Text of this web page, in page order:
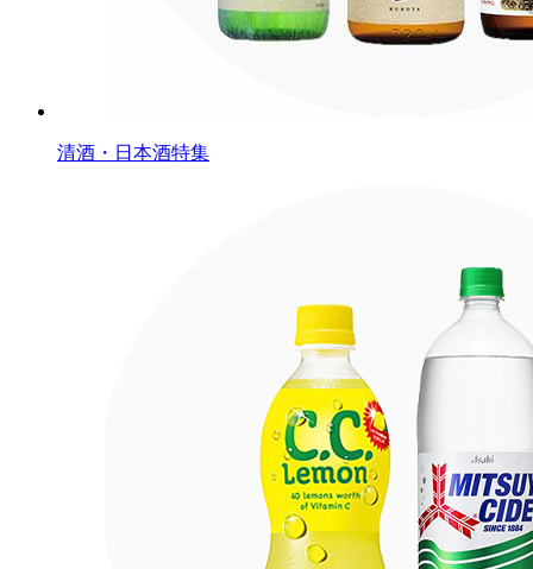
清酒・日本酒特集